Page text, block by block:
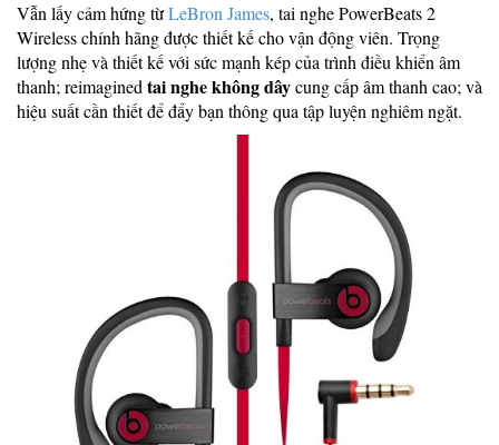
Vẫn lấy cảm hứng từLeBron James, tai nghe PowerBeats 2
Wireless chính hãng được thiết kế cho vận động viên. Trọng
lượng nhẹ và thiết kế với sức mạnh kép của trình điều khiển âm
thanh; reimagined tai nghe không dâycung cấp âm thanh cao; và
hiệu suất cần thiết để đẩy bạn thông qua tập luyện nghiêm ngặt.